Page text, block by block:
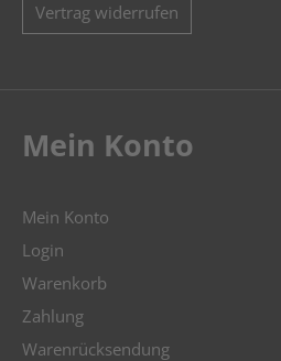
Vertrag widerrufen
Mein Konto
Mein Konto
Login
Warenkorb
Zahlung
Warenrücksendung